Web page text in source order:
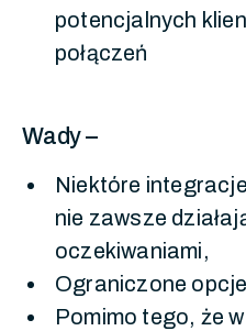
potencjalnych
połączeń
Wady –
Niektóre
nie zawsze
oczekiwaniami,
Ograniczone
Pomimo tego, że